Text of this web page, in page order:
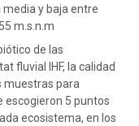
media y baja entre
m.s.n.m
de las
fluvial IHF, la calidad
muestras para
escogieron 5 puntos
ecosistema, en los